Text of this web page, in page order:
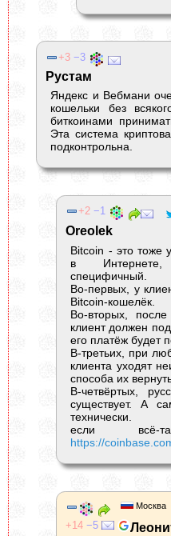
3 3
Рустам
Яндекс и Вебмани
кошельки без
биткоинами
Эта система
подконтрольна.
2 1
Oreolek
Bitcoin - это тоже
в
специфичный.
Во-первых, у
Bitcoin-кошелёк.
Во-вторых, после
клиент должен
его платёж будет
В-третьих, при
клиента уходят
способа их
В-четвёртых,
существует. А
технически.
если всё-
https://
Москва
14 5